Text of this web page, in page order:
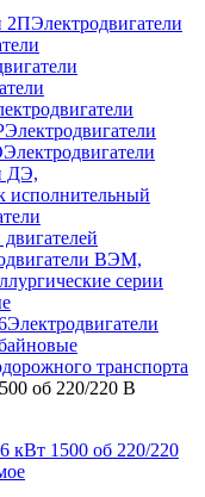
2ПЭлектродвигатели
Электродвигатели
Электродвигатели
ДЭ,
исполнительный
ВЭМ,
серии
Электродвигатели
транспорта
об 220/220 В